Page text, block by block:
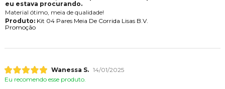
eu estava procurando.
Material ótimo, meia de qualidade!
Produto:Kit 04 Pares Meia De Corrida Lisas B.V.
Promoção
Wanessa S. 14/01/2025
Eu recomendo esse produto.